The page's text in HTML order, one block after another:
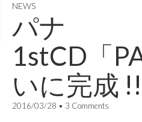
NEWS
パナ
1stCD「
いに完成
2016/03/28 • 3 Comments